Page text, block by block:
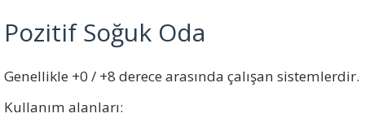
Pozitif Soğuk Oda
Genellikle +0 / +8 derece arasında çalışan sistemlerdir.
Kullanım alanları: